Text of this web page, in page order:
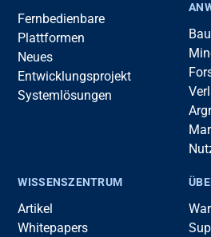
Fernbedienbare
Plattformen
Neues
Entwicklungsprojekt
Systemlösungen
WISSENSZENTRUM
Artikel
Whitepapers